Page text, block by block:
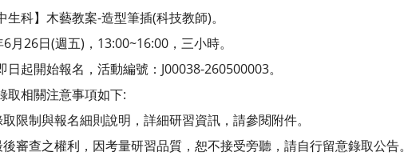
科】木藝教案-造型筆插(科技教師)。
26日(週五)，13:00~16:00，三小時。
起開始報名，活動編號：J00038-260500003。
相關注意事項如下:
限制與報名細則說明，詳細研習資訊，請參閱附件。
審查之權利，因考量研習品質，恕不接受旁聽，請自行留意錄取公告。